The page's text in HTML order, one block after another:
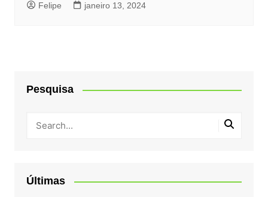
Felipe janeiro 13, 2024
Pesquisa
Últimas